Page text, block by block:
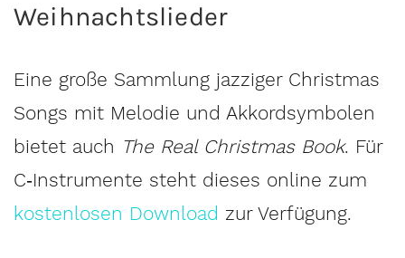
Weihnachtslieder
Eine große Sammlung jazziger Christmas
Songs mit Melodie und Akkordsymbolen
bietet auch The Real Christmas Book. Für
C‑Instrumente steht dieses online zum
kostenlosen Download zur Verfügung.